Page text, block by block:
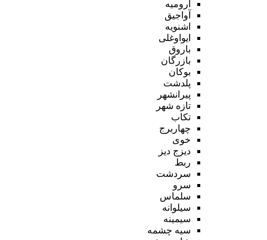
ارومیه
آواجیق
اشنویه
ایواوغلی
باروق
بازرگان
بوکان
پلدشت
پیرانشهر
تازه شهر
تکاب
چهاربرج
خوی
دیزج دیز
ربط
سردشت
سرو
سلماس
سیلوانه
سیمینه
سیه چشمه